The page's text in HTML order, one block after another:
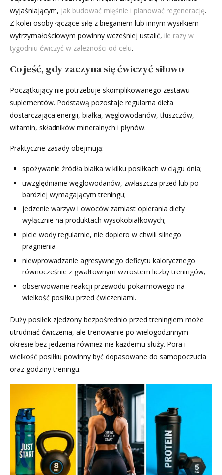
wyjaśniającym, jak budować mięśnie i planować regenerację.
Z kolei osoby łączące siłę z bieganiem lub innym wysiłkiem
wytrzymałościowym powinny wcześniej ustalić, ile razy w
tygodniu ćwiczyć w zależności od celu.
Co jeść, gdy zaczyna się ćwiczyć siłowo
Początkujący nie potrzebuje skomplikowanego zestawu
suplementów. Podstawą pozostaje regularna dieta
dostarczająca energii, białka, węglowodanów, tłuszczów,
witamin, składników mineralnych i płynów.
Praktyczne zasady obejmują:
spożywanie źródła białka w kilku posiłkach w ciągu dnia;
uwzględnianie węglowodanów, zwłaszcza przed lub po
bardziej wymagającym treningu;
jedzenie warzyw i owoców zamiast opierania diety
wyłącznie na produktach wysokobiałkowych;
picie wody regularnie, nie dopiero w chwili silnego
pragnienia;
niewprowadzanie agresywnego deficytu kalorycznego
równocześnie z gwałtownym wzrostem liczby treningów;
obserwowanie reakcji przewodu pokarmowego na
wielkość posiłku przed ćwiczeniami.
Duży posiłek zjedzony bezpośrednio przed treningiem może
utrudniać ćwiczenia, ale trenowanie po wielogodzinnym
okresie bez jedzenia również nie każdemu służy. Pora i
wielkość posiłku powinny być dopasowane do samopoczucia
oraz godziny treningu.